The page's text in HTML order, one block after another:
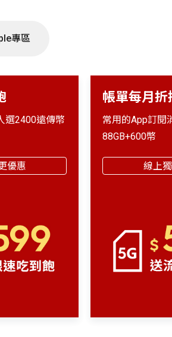
專區
選2400遠傳幣
優惠
帳單每月
常用的App訂閱
88GB+600幣
線上